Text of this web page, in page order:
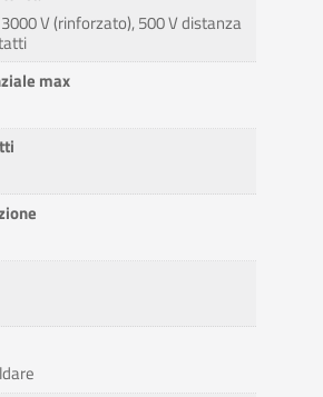
V (rinforzato), 500 V distanza
max